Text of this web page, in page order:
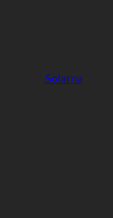
Solarna